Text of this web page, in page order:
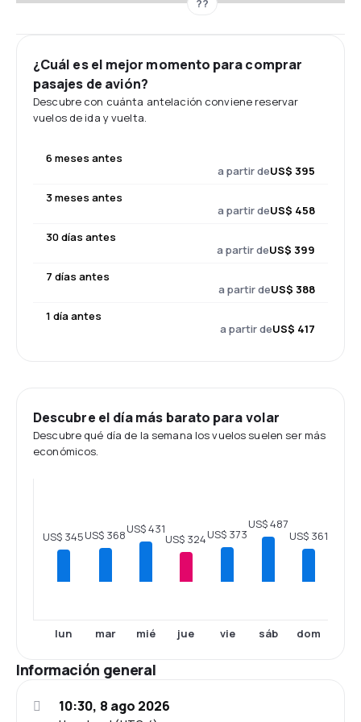
??
¿Cuál es el mejor momento para comprar
pasajes de avión?
Descubre con cuánta antelación conviene reservar
vuelos de ida y vuelta.
6 meses antes
a partir deUS$ 395
3 meses antes
a partir deUS$ 458
30 días antes
a partir deUS$ 399
7 días antes
a partir deUS$ 388
1 día antes
a partir deUS$ 417
Descubre el día más barato para volar
Descubre qué día de la semana los vuelos suelen ser más
económicos.
US$ 345
lun
US$ 368
mar
US$ 431
mié
US$ 324
jue
US$ 373
vie
US$ 487
sáb
US$ 361
dom
Información general
10:30, 8 ago 2026